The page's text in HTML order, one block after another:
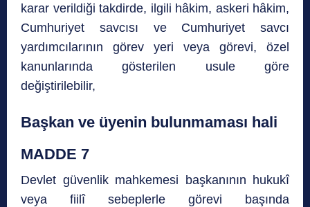
karar verildiği takdirde, ilgili hâkim, askeri hâkim,
Cumhuriyet savcısı ve Cumhuriyet savcı
yardımcılarının görev yeri veya görevi, özel
kanunlarında gösterilen usule göre
değiştirilebilir,
Başkan ve üyenin bulunmaması hali
MADDE 7
Devlet güvenlik mahkemesi başkanının hukukî
veya fiilî sebeplerle görevi başında